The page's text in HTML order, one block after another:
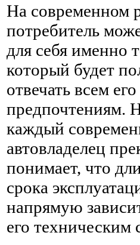
На современном
потребитель
для себя именно
который будет
отвечать всем
предпочтениям.
каждый
автовладелец
понимает, что
срока
напрямую
его техническим